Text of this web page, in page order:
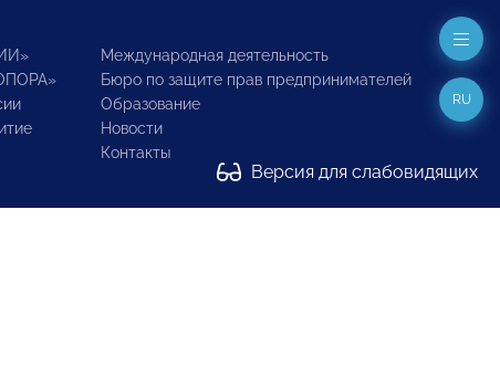
Международная деятельность
Бюро по защите прав предпринимателей
Образование
Новости
Контакты
Версия для слабовидящих
RU